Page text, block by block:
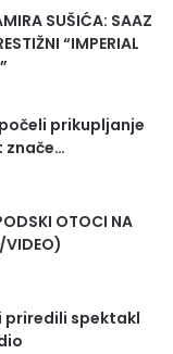
SUŠIĆA: SAAZ
“IMPERIAL
prikupljanje
znače…
OTOCI NA
VIDEO)
priredili spektakl